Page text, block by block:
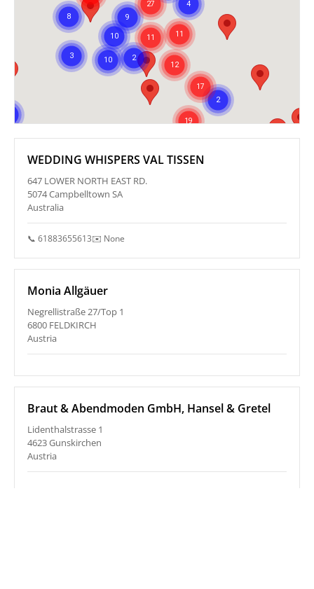
WEDDING WHISPERS VAL TISSEN
647 LOWER NORTH EAST RD.
5074 Campbelltown SA
Australia
📞 61883655613✉️ None
Monia Allgäuer
Negrellistraße 27/Top 1
6800 FELDKIRCH
Austria
Braut & Abendmoden GmbH, Hansel & Gretel
Lidenthalstrasse 1
4623 Gunskirchen
Austria